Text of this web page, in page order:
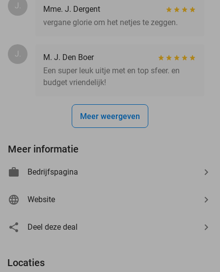
J.
Mme. J. Dergent
vergane glorie om het netjes te zeggen.
J.
M. J. Den Boer
Een super leuk uitje met en top sfeer. en
budget vriendelijk!
Meer weergeven
Meer informatie
Bedrijfspagina
Website
Deel deze deal
Locaties